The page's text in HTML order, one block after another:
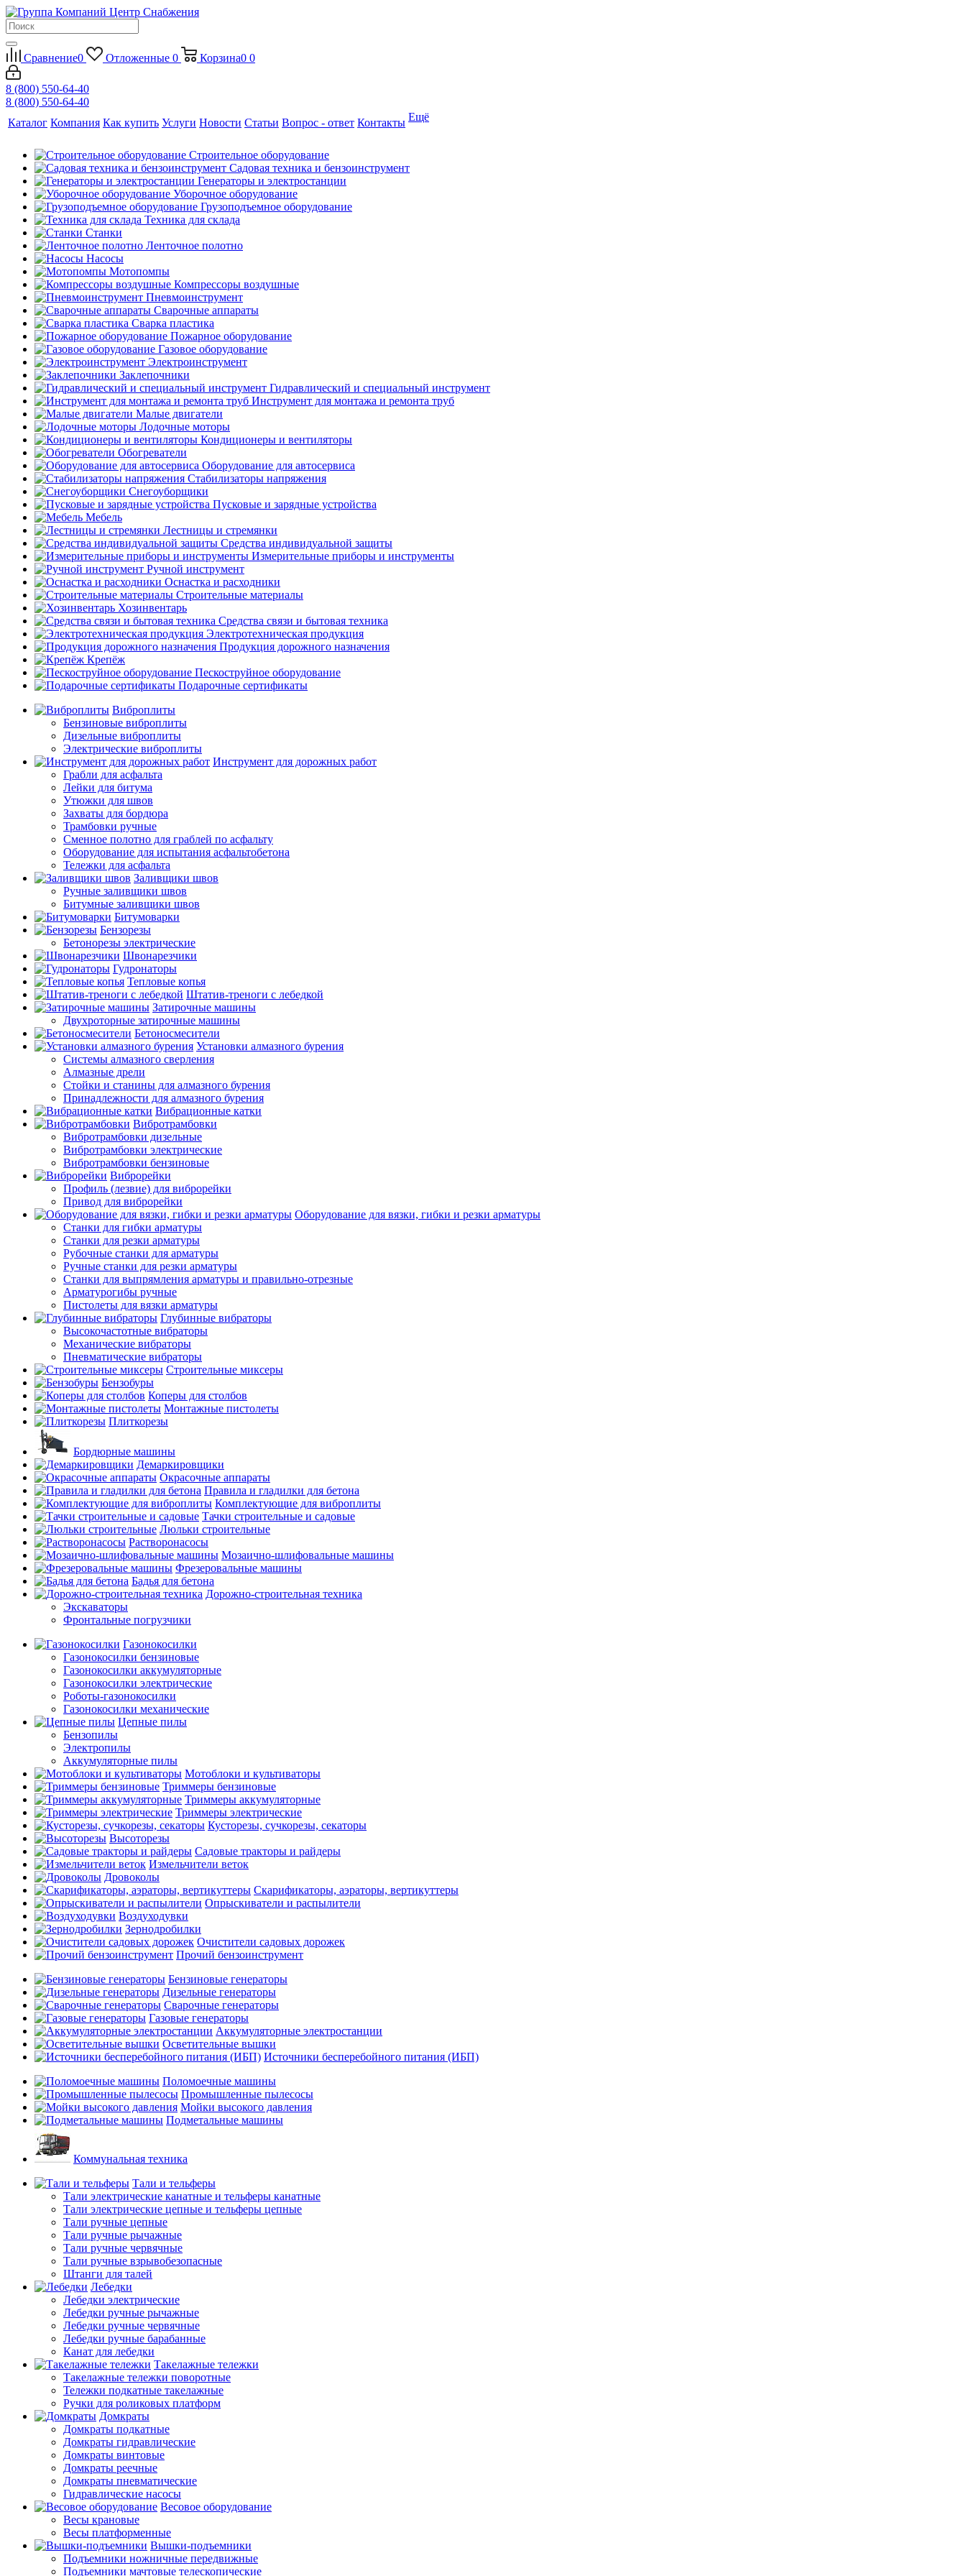
Сравнение0 Отложенные 0 Корзина0 0
8 (800) 550-64-40
8 (800) 550-64-40
Каталог Компания Как купить Услуги Новости Статьи Вопрос - ответ Контакты Ещё
Строительное оборудование
Садовая техника и бензоинструмент
Генераторы и электростанции
Уборочное оборудование
Грузоподъемное оборудование
Техника для склада
Станки
Ленточное полотно
Насосы
Мотопомпы
Компрессоры воздушные
Пневмоинструмент
Сварочные аппараты
Сварка пластика
Пожарное оборудование
Газовое оборудование
Электроинструмент
Заклепочники
Гидравлический и специальный инструмент
Инструмент для монтажа и ремонта труб
Малые двигатели
Лодочные моторы
Кондиционеры и вентиляторы
Обогреватели
Оборудование для автосервиса
Стабилизаторы напряжения
Снегоуборщики
Пусковые и зарядные устройства
Мебель
Лестницы и стремянки
Средства индивидуальной защиты
Измерительные приборы и инструменты
Ручной инструмент
Оснастка и расходники
Строительные материалы
Хозинвентарь
Средства связи и бытовая техника
Электротехническая продукция
Продукция дорожного назначения
Крепёж
Пескоструйное оборудование
Подарочные сертификаты
Виброплиты
Бензиновые виброплиты
Дизельные виброплиты
Электрические виброплиты
Инструмент для дорожных работ
Грабли для асфальта
Лейки для битума
Утюжки для швов
Захваты для бордюра
Трамбовки ручные
Сменное полотно для граблей по асфальту
Оборудование для испытания асфальтобетона
Тележки для асфальта
Заливщики швов
Ручные заливщики швов
Битумные заливщики швов
Битумоварки
Бензорезы
Бетонорезы электрические
Швонарезчики
Гудронаторы
Тепловые копья
Штатив-треноги с лебедкой
Затирочные машины
Двухроторные затирочные машины
Бетоносмесители
Установки алмазного бурения
Системы алмазного сверления
Алмазные дрели
Стойки и станины для алмазного бурения
Принадлежности для алмазного бурения
Вибрационные катки
Вибротрамбовки
Вибротрамбовки дизельные
Вибротрамбовки электрические
Вибротрамбовки бензиновые
Виброрейки
Профиль (лезвие) для виброрейки
Привод для виброрейки
Оборудование для вязки, гибки и резки арматуры
Станки для гибки арматуры
Станки для резки арматуры
Рубочные станки для арматуры
Ручные станки для резки арматуры
Станки для выпрямления арматуры и правильно-отрезные
Арматурогибы ручные
Пистолеты для вязки арматуры
Глубинные вибраторы
Высокочастотные вибраторы
Механические вибраторы
Пневматические вибраторы
Строительные миксеры
Бензобуры
Коперы для столбов
Монтажные пистолеты
Плиткорезы
Бордюрные машины
Демаркировщики
Окрасочные аппараты
Правила и гладилки для бетона
Комплектующие для виброплиты
Тачки строительные и садовые
Люльки строительные
Растворонасосы
Мозаично-шлифовальные машины
Фрезеровальные машины
Бадья для бетона
Дорожно-строительная техника
Экскаваторы
Фронтальные погрузчики
Газонокосилки
Газонокосилки бензиновые
Газонокосилки аккумуляторные
Газонокосилки электрические
Роботы-газонокосилки
Газонокосилки механические
Цепные пилы
Бензопилы
Электропилы
Аккумуляторные пилы
Мотоблоки и культиваторы
Триммеры бензиновые
Триммеры аккумуляторные
Триммеры электрические
Кусторезы, сучкорезы, секаторы
Высоторезы
Садовые тракторы и райдеры
Измельчители веток
Дровоколы
Скарификаторы, аэраторы, вертикуттеры
Опрыскиватели и распылители
Воздуходувки
Зернодробилки
Очистители садовых дорожек
Прочий бензоинструмент
Бензиновые генераторы
Дизельные генераторы
Сварочные генераторы
Газовые генераторы
Аккумуляторные электростанции
Осветительные вышки
Источники бесперебойного питания (ИБП)
Поломоечные машины
Промышленные пылесосы
Мойки высокого давления
Подметальные машины
Коммунальная техника
Тали и тельферы
Тали электрические канатные и тельферы канатные
Тали электрические цепные и тельферы цепные
Тали ручные цепные
Тали ручные рычажные
Тали ручные червячные
Тали ручные взрывобезопасные
Штанги для талей
Лебедки
Лебедки электрические
Лебедки ручные рычажные
Лебедки ручные червячные
Лебедки ручные барабанные
Канат для лебедки
Такелажные тележки
Такелажные тележки поворотные
Тележки подкатные такелажные
Ручки для роликовых платформ
Домкраты
Домкраты подкатные
Домкраты гидравлические
Домкраты винтовые
Домкраты реечные
Домкраты пневматические
Гидравлические насосы
Весовое оборудование
Весы крановые
Весы платформенные
Вышки-подъемники
Подъемники ножничные передвижные
Подъемники мачтовые телескопические